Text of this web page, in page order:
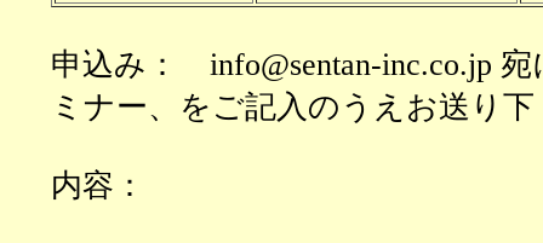
申込み： info@sentan-inc.co.jp 宛
ミナー、をご記入のうえお送り
内容：